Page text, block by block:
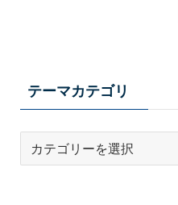
テーマカテゴリ